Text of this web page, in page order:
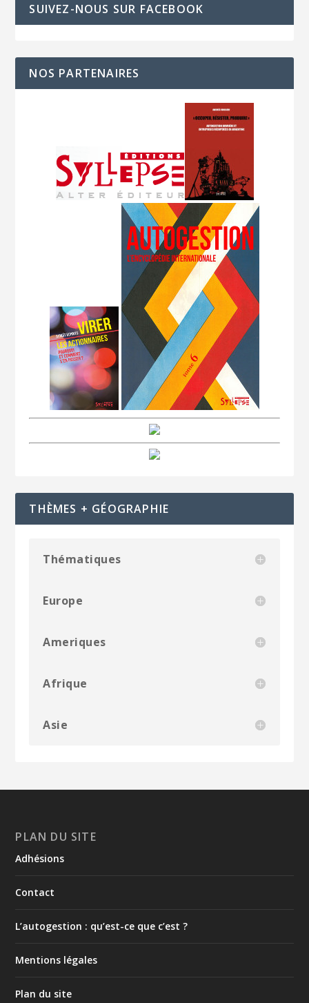
SUIVEZ-NOUS SUR FACEBOOK
NOS PARTENAIRES
THÈMES + GÉOGRAPHIE
Thématiques
Europe
Ameriques
Afrique
Asie
PLAN DU SITE
Adhésions
Contact
L’autogestion : qu’est-ce que c’est ?
Mentions légales
Plan du site